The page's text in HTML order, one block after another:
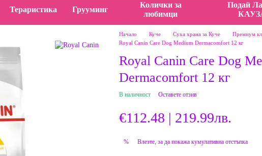
Тераристика Грууминг
Колички за
любимци
Подай
Начало Куче Суха храна за Куче Премиум
Royal Canin Care Dog Medium Dermacomfort 12 кг
Royal Canin Care Dog
Dermacomfort 12 кг
В наличност Оставете отзив
€112.48 | 219.99лв.
% Влезте , за да покажа кумулативна отстъпка